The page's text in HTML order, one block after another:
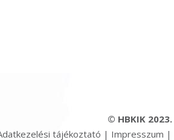
© HBKIK 2023.
tájékoztató | Impresszum |